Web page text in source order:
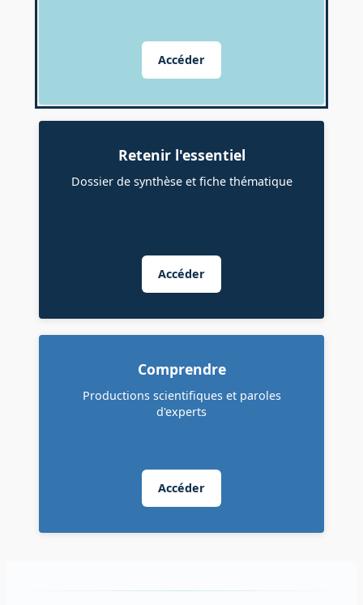
Accéder
Retenir l'essentiel
Dossier de synthèse et fiche thématique
Accéder
Comprendre
Productions scientifiques et paroles
d'experts
Accéder